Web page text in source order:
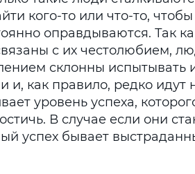
кого-то или что-то,
оправдываются. Так
с их честолюбием,
склонны испытывать
и, как правило, редко идут
уровень успеха,
В случае если они
успех бывает